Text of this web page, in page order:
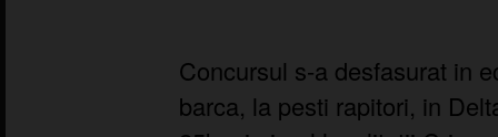
Concursul s-a desfasurat in
barca, la pesti rapitori, in